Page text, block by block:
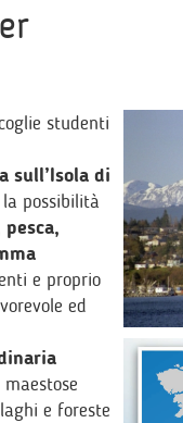
studenti
sull’Isola di
possibilità
e proprio
ed
e foreste